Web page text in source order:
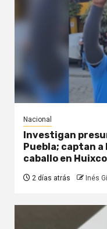
Nacional
Investigan
Puebla; captan a
caballo en
2 días atrás Inés Gil